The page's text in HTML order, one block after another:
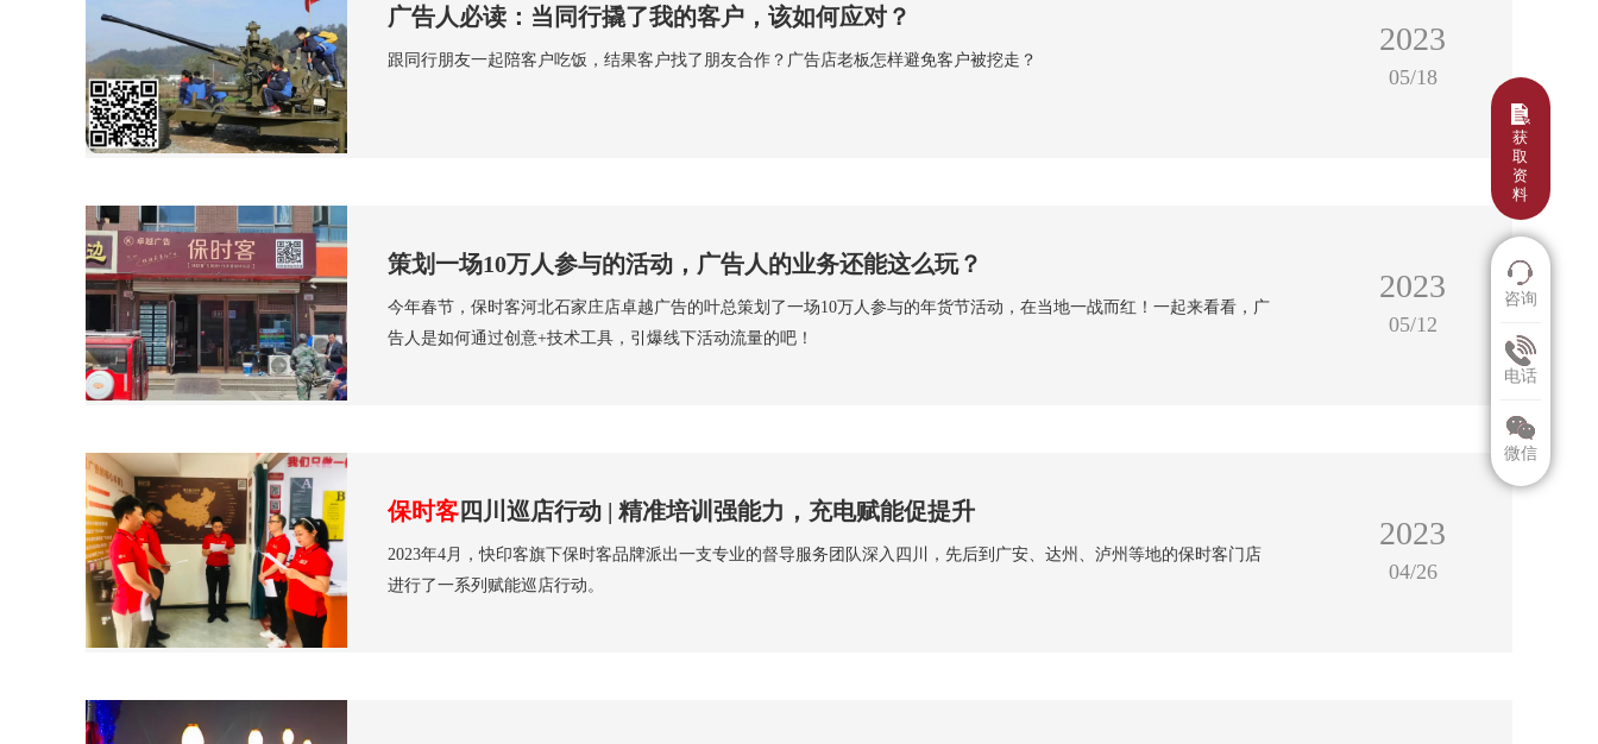
广告人必读：当同行撬了我的客户，该如何应对？
跟同行朋友一起陪客户吃饭，结果客户找了朋友合作？广告店老板怎样避免客户被挖走？
2023
05/18
策划一场10万人参与的活动，广告人的业务还能这么玩？
今年春节，保时客河北石家庄店卓越广告的叶总策划了一场10万人参与的年货节活动，在当地一战而红！一起来看看，广
告人是如何通过创意+技术工具，引爆线下活动流量的吧！
2023
05/12
保时客四川巡店行动 | 精准培训强能力，充电赋能促提升
2023年4月，快印客旗下保时客品牌派出一支专业的督导服务团队深入四川，先后到广安、达州、泸州等地的保时客门店
进行了一系列赋能巡店行动。
2023
04/26
获
取
资
料
咨询
电话
微信